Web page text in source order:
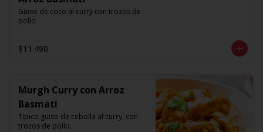
Guiso de coco al curry con trozos de
pollo
$11.490
Murgh Curry con Arroz
Basmati
Tipico guiso de cebolla al curry, con
trozos de pollo.